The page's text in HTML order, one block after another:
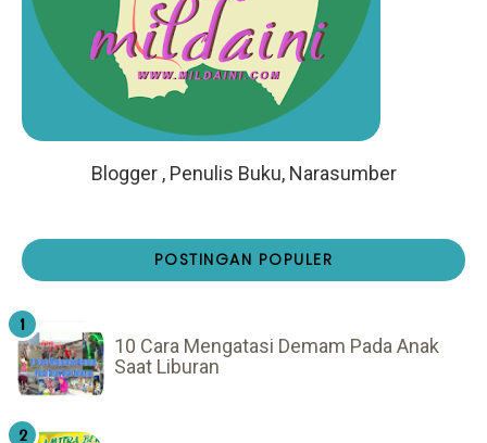
Blogger , Penulis Buku, Narasumber
POSTINGAN POPULER
10 Cara Mengatasi Demam Pada Anak
Saat Liburan